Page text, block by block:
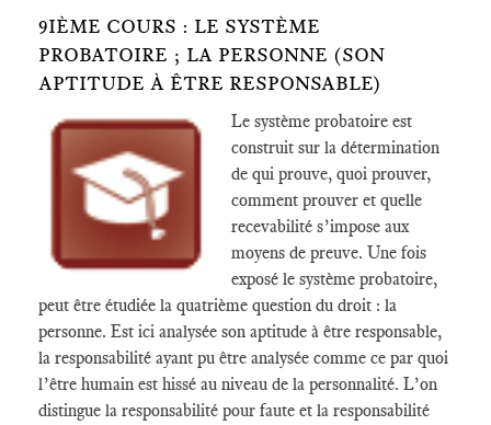
9IÈME COURS : LE SYSTÈME
PROBATOIRE ; LA PERSONNE (SON
APTITUDE À ÊTRE RESPONSABLE)
Le système probatoire est
construit sur la détermination
de qui prouve, quoi prouver,
comment prouver et quelle
recevabilité s’impose aux
moyens de preuve. Une fois
exposé le système probatoire,
peut être étudiée la quatrième question du droit : la
personne. Est ici analysée son aptitude à être responsable,
la responsabilité ayant pu être analysée comme ce par quoi
l’être humain est hissé au niveau de la personnalité. L’on
distingue la responsabilité pour faute et la responsabilité